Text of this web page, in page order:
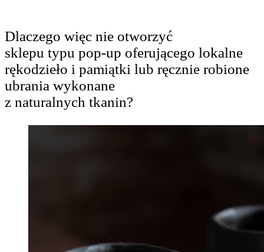
Dlaczego więc nie otworzyć
sklepu typu pop-up oferującego lokalne
rękodzieło i pamiątki lub ręcznie robione
ubrania wykonane
z naturalnych tkanin?